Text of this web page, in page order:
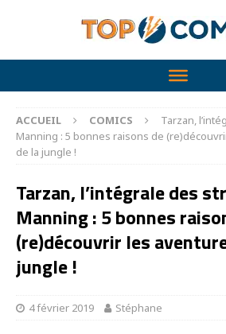
ACCUEIL COMICS
Tarzan,
Manning : 5 bonnes raisons de
de la jungle !
Tarzan, l’intégrale des
Manning : 5 bonnes
(re)découvrir les
jungle !
4 février 2019 Stéphane